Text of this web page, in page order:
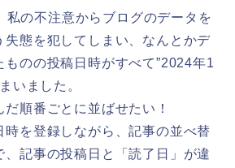
私の不注意からブログのデータを
失態を犯してしまい、なんとかデ
ものの投稿日時がすべて”2024年1
いました。
順番ごとに並ばせたい！
を登録しながら、記事の並べ替
、記事の投稿日と「読了日」が違